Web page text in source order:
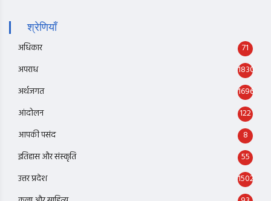
श्रेणियाँ
अधिकार
71
अपराध
1830
अर्थजगत
1696
आंदोलन
122
आपकी पसंद
8
इतिहास और संस्कृति
55
उत्तर प्रदेश
1502